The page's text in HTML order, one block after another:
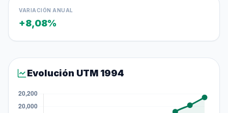
VARIACIÓN ANUAL
+8,08%
Evolución UTM 1994